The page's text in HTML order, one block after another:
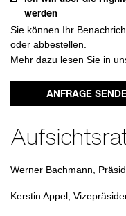
werden
Sie können Ihr
oder abbestellen.
Mehr dazu lesen Sie in
ANFRAGE
Werner Bachmann,
Kerstin Appel,